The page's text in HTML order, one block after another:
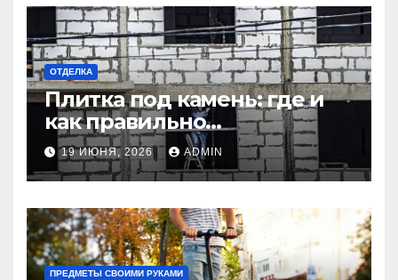
ОТДЕЛКА
Плитка под камень: где и
как правильно
использовать в интерьере
комнаты?
19 ИЮНЯ, 2026 ADMIN
ПРЕДМЕТЫ СВОИМИ РУКАМИ